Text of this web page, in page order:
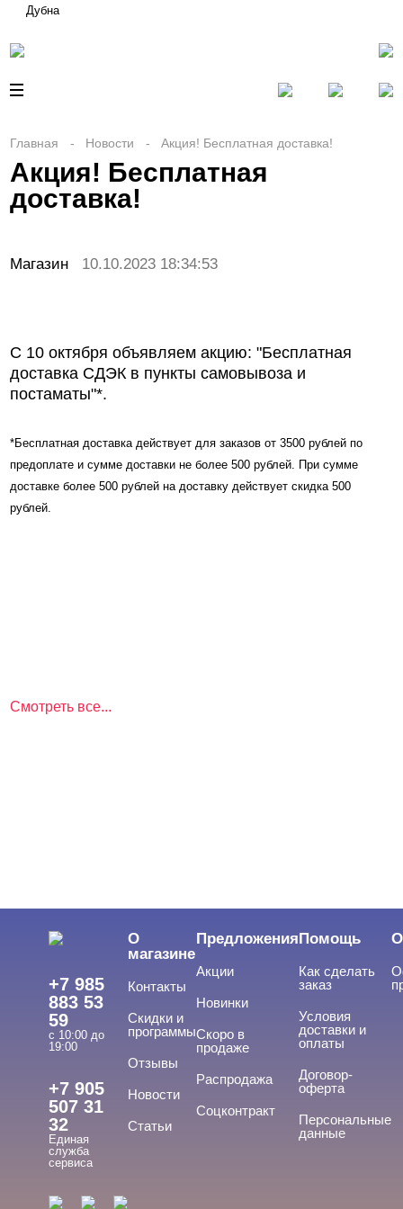
Дубна
Главная Новости Акция! Бесплатная доставка!
Акция! Бесплатная
доставка!
Магазин 10.10.2023 18:34:53
С 10 октября объявляем акцию: "Бесплатная
доставка СДЭК в пункты самовывоза и
постаматы"*.
*Бесплатная доставка действует для заказов от 3500 рублей по
предоплате и сумме доставки не более 500 рублей. При сумме
доставке более 500 рублей на доставку действует скидка 500
рублей.
Смотреть все...
+7 985
883 53
59
с 10:00 до
19:00
+7 905
507 31
32
Единая
служба
сервиса
О
магазине
Контакты
Скидки и
программы
Отзывы
Новости
Статьи
Предложения
Акции
Новинки
Скоро в
продаже
Распродажа
Соцконтракт
Помощь
Как сделать
заказ
Условия
доставки и
оплаты
Договор-
оферта
Персональные
данные